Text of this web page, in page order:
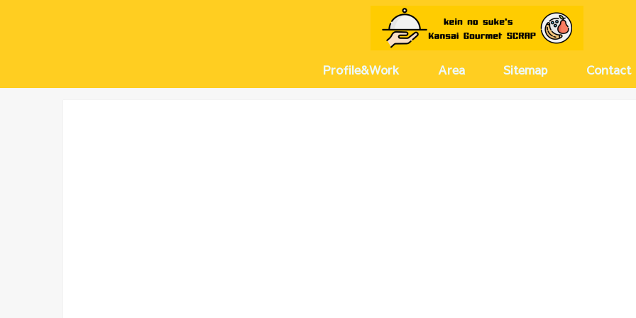
Profile&Work Area Sitemap Contact